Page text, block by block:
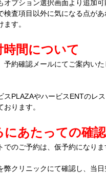
プション選択画面より追加可
査項目以外に気になる点が
ます。
時間について
約確認メールにてご案内いた
PLAZAやハービスENTのレ
おります。
にあたっての確
のご予約は、仮予約になり
弊クリニックにて確認し、当